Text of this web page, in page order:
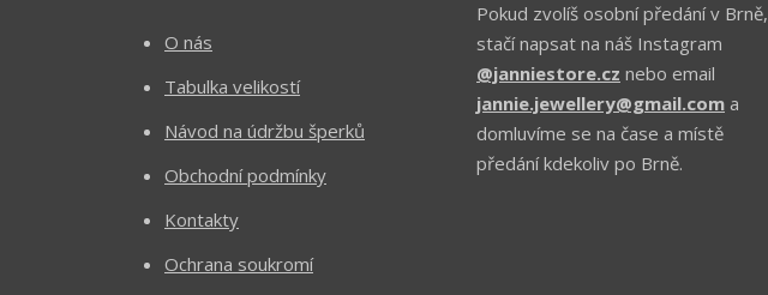
O nás
Tabulka velikostí
Návod na údržbu šperků
Obchodní podmínky
Kontakty
Ochrana soukromí
Pokud zvolíš osobní předání v Brně,
stačí napsat na náš Instagram
@janniestore.cz nebo email
jannie.jewellery@gmail.com a
domluvíme se na čase a místě
předání kdekoliv po Brně.